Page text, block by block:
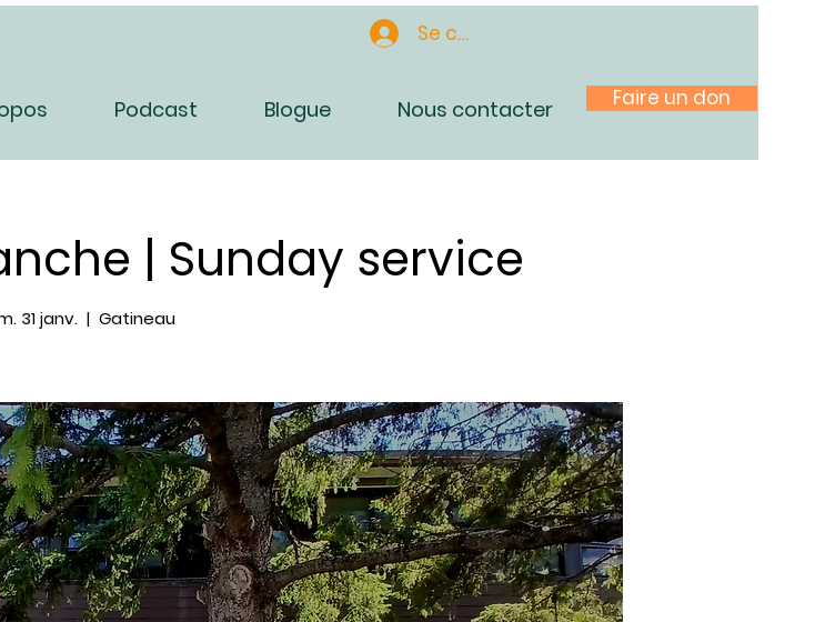
Se connecter
Podcast Blogue Nous contacter Faire un don
| Sunday service
31 janv.
  |
Gatineau